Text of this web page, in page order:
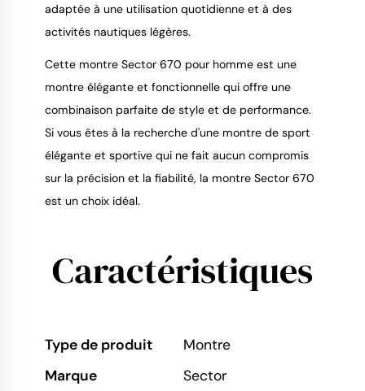
adaptée à une utilisation quotidienne et à des
activités nautiques légères.
Cette montre Sector 670 pour homme est une
montre élégante et fonctionnelle qui offre une
combinaison parfaite de style et de performance.
Si vous êtes à la recherche d'une montre de sport
élégante et sportive qui ne fait aucun compromis
sur la précision et la fiabilité, la montre Sector 670
est un choix idéal.
Caractéristiques
Type de produit
Montre
Marque
Sector